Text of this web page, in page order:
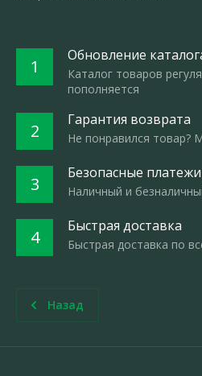
1
Обновление
Каталог товаров
пополняется
2
Гарантия возврата
Не понравился товар?
3
Безопасные платежи
Наличный и
4
Быстрая доставка
Быстрая доставка по
Назад